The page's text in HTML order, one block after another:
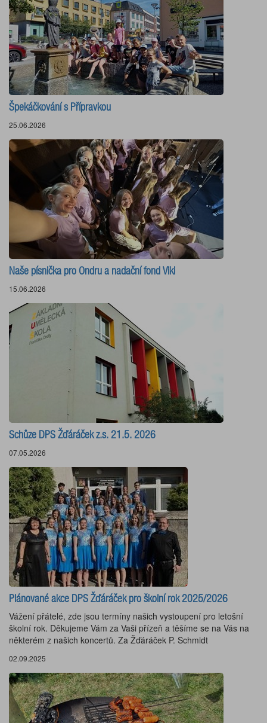
Špekáčkování s Přípravkou
25.06.2026
Naše písnička pro Ondru a nadační fond Viki
15.06.2026
Schůze DPS Žďáráček z.s. 21.5. 2026
07.05.2026
Plánované akce DPS Žďáráček pro školní rok 2025/2026
Vážení přátelé, zde jsou termíny našich vystoupení pro letošní
školní rok. Děkujeme Vám za Vaši přízeň a těšíme se na Vás na
některém z našich koncertů. Za Žďáráček P. Schmidt
02.09.2025